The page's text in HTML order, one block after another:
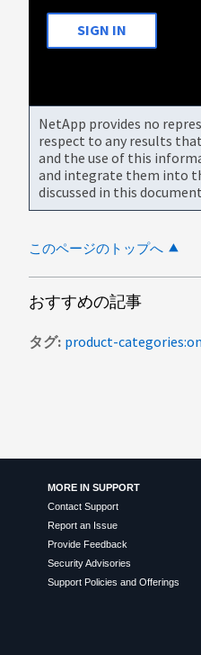
SIGN IN
NetApp provides no
respect to any results
and the use of this
and integrate them into
discussed in this
このページのトップへ
おすすめの記事
タグ product-
MORE IN SUPPORT
Contact Support
Report an Issue
Provide Feedback
Security Advisories
Support Policies and Offerings